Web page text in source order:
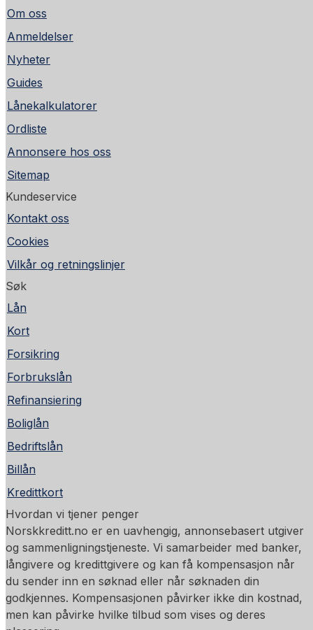
Om oss
Anmeldelser
Nyheter
Guides
Lånekalkulatorer
Ordliste
Annonsere hos oss
Sitemap
Kundeservice
Kontakt oss
Cookies
Vilkår og retningslinjer
Søk
Lån
Kort
Forsikring
Forbrukslån
Refinansiering
Boliglån
Bedriftslån
Billån
Kredittkort
Hvordan vi tjener penger
Norskkreditt.no er en uavhengig, annonsebasert utgiver
og sammenligningstjeneste. Vi samarbeider med banker,
långivere og kredittgivere og kan få kompensasjon når
du sender inn en søknad eller når søknaden din
godkjennes. Kompensasjonen påvirker ikke din kostnad,
men kan påvirke hvilke tilbud som vises og deres